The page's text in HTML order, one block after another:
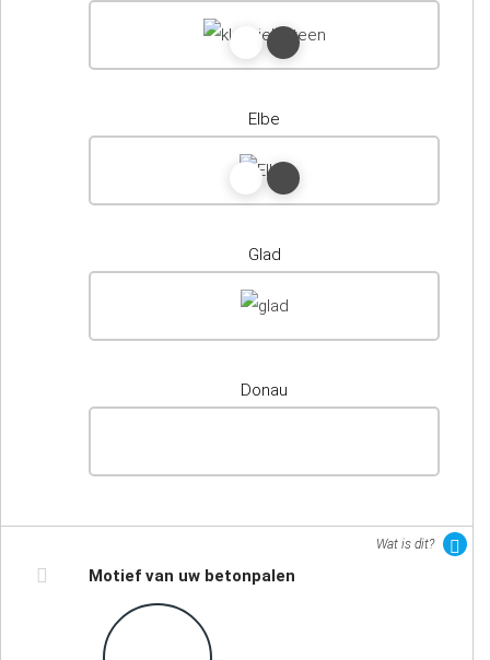
Elbe
Glad
Donau
Wat is dit?
Motief van uw betonpalen